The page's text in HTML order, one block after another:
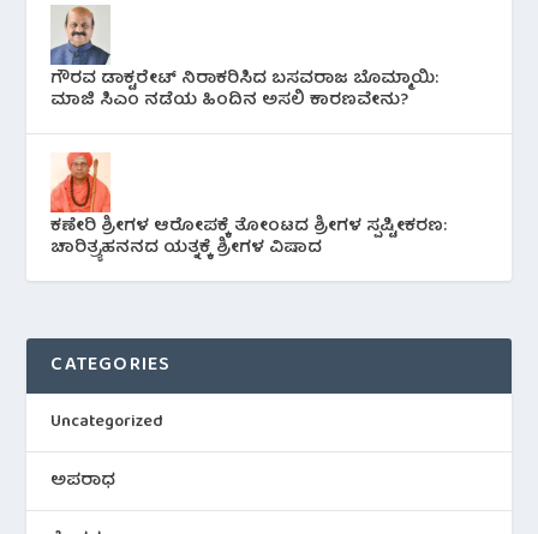
ಗೌರವ ಡಾಕ್ಟರೇಟ್ ನಿರಾಕರಿಸಿದ ಬಸವರಾಜ ಬೊಮ್ಮಾಯಿ:
ಮಾಜಿ ಸಿಎಂ ನಡೆಯ ಹಿಂದಿನ ಅಸಲಿ ಕಾರಣವೇನು?
ಕಣೇರಿ ಶ್ರೀಗಳ ಆರೋಪಕ್ಕೆ ತೋಂಟದ ಶ್ರೀಗಳ ಸ್ಪಷ್ಟೀಕರಣ:
ಚಾರಿತ್ರ್ಯಹನನದ ಯತ್ನಕ್ಕೆ ಶ್ರೀಗಳ ವಿಷಾದ
CATEGORIES
Uncategorized
ಅಪರಾಧ